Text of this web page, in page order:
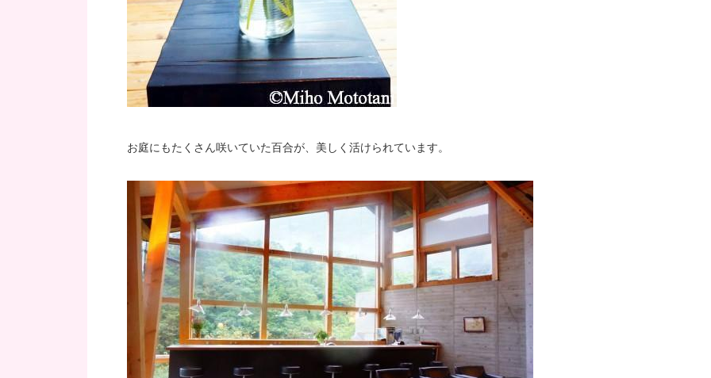
お庭にもたくさん咲いていた百合が、美しく活けられています。